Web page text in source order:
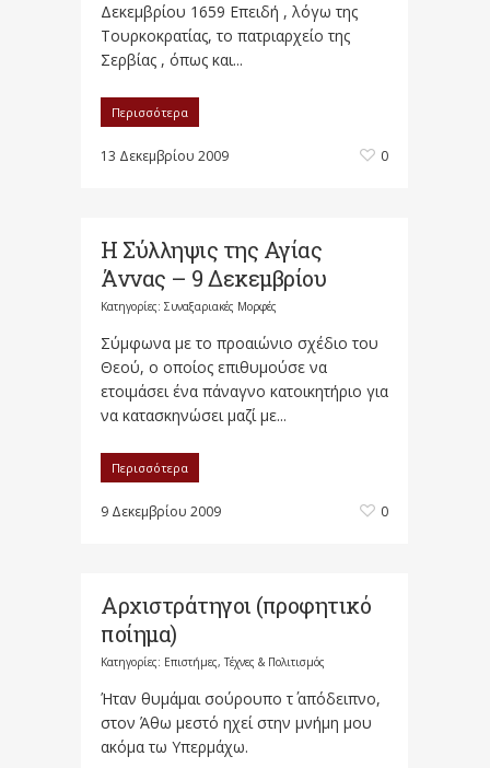
Δεκεμβρίου 1659 Επειδή , λόγω της
Τουρκοκρατίας, το πατριαρχείο της
Σερβίας , όπως και...
Περισσότερα
13 Δεκεμβρίου 2009 0
Η Σύλληψις της Αγίας
Άννας – 9 Δεκεμβρίου
Κατηγορίες: Συναξαριακές Μορφές
Σύμφωνα με το προαιώνιο σχέδιο του
Θεού, ο οποίος επιθυμούσε να
ετοιμάσει ένα πάναγνο κατοικητήριο για
να κατασκηνώσει μαζί με...
Περισσότερα
9 Δεκεμβρίου 2009 0
Αρχιστράτηγοι (προφητικό
ποίημα)
Κατηγορίες: Επιστήμες, Τέχνες & Πολιτισμός
Ήταν θυμάμαι σούρουπο τ΄ απόδειπνο,
στον Άθω μεστό ηχεί στην μνήμη μου
ακόμα τω Υπερμάχω.